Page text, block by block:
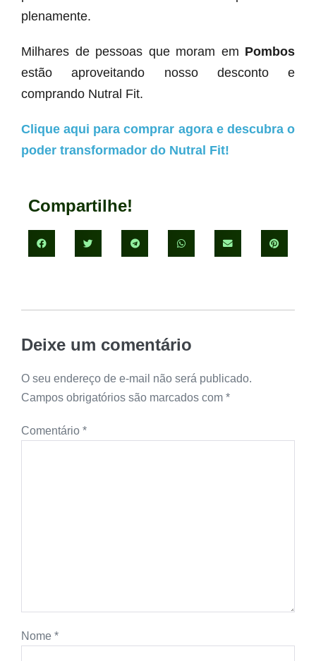
plenamente.
Milhares de pessoas que moram em Pombos
estão aproveitando nosso desconto e
comprando Nutral Fit.
Clique aqui para comprar agora e descubra o
poder transformador do Nutral Fit!
Compartilhe!
Deixe um comentário
O seu endereço de e-mail não será publicado.
Campos obrigatórios são marcados com *
Comentário *
Nome *